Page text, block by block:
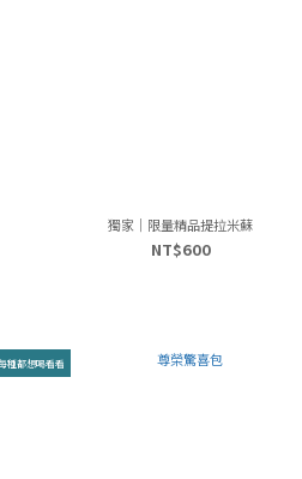
獨家｜限量精品提拉米蘇
NT$600
種都想喝看看